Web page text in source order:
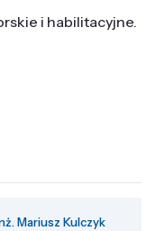
i habilitacyjne.
Mariusz Kulczyk